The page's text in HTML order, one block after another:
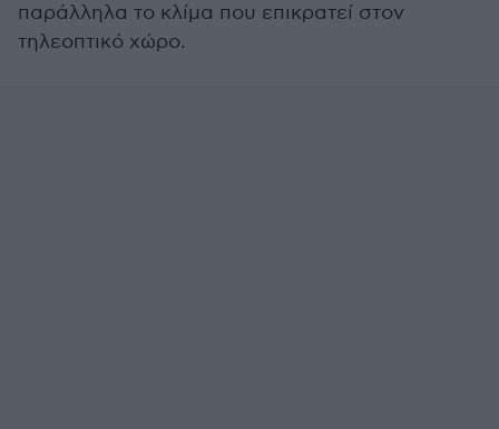
παράλληλα το κλίμα που επικρατεί στον
τηλεοπτικό χώρο.